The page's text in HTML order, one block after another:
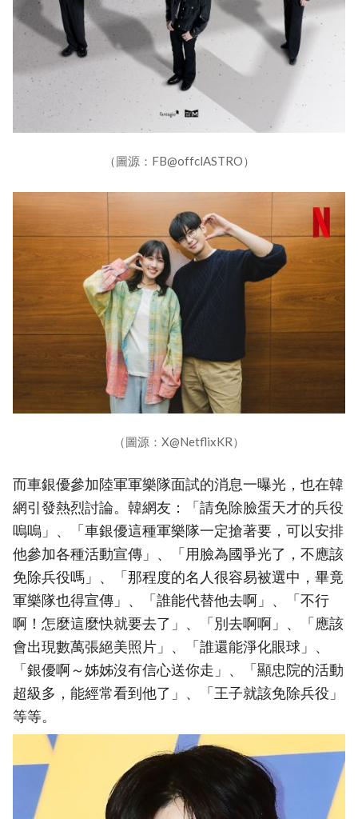
（圖源：FB@offclASTRO）
（圖源：X@NetflixKR）
而車銀優參加陸軍軍樂隊面試的消息一曝光，也在韓
網引發熱烈討論。韓網友：「請免除臉蛋天才的兵役
嗚嗚」、「車銀優這種軍樂隊一定搶著要，可以安排
他參加各種活動宣傳」、「用臉為國爭光了，不應該
免除兵役嗎」、「那程度的名人很容易被選中，畢竟
軍樂隊也得宣傳」、「誰能代替他去啊」、「不行
啊！怎麼這麼快就要去了」、「別去啊啊」、「應該
會出現數萬張絕美照片」、「誰還能淨化眼球」、
「銀優啊～姊姊沒有信心送你走」、「顯忠院的活動
超級多，能經常看到他了」、「王子就該免除兵役」
等等。